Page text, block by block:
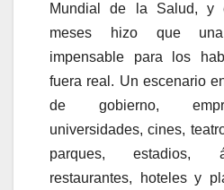
Mundial de la Salud, y
meses hizo que
impensable para los
fuera real. Un escenario
de gobierno,
universidades, cines,
parques, estadios,
restaurantes, hoteles y